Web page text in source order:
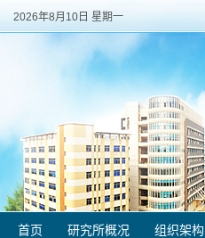
2026年8月10日 星期一
首页 研究所概况 组织架构